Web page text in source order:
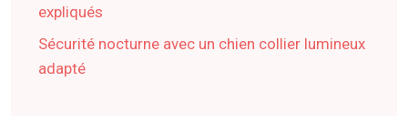
expliqués
Sécurité nocturne avec un chien collier lumineux
adapté